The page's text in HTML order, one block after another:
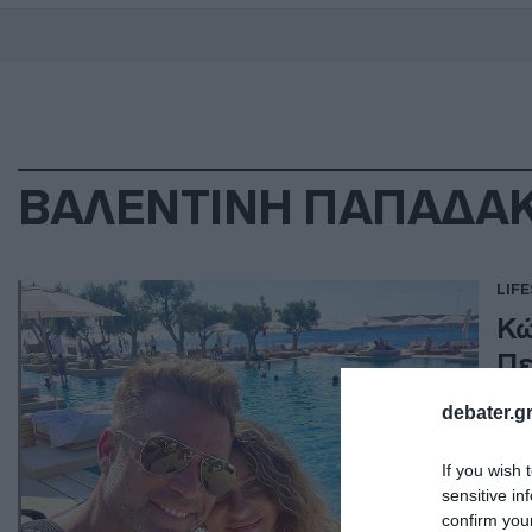
If you wish
sensitive
confirm
ΒΑΛΕΝΤΙΝΗ